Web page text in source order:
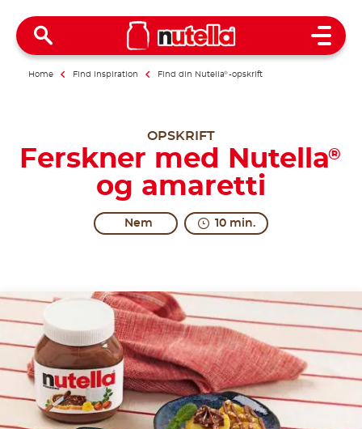
Open
Home Find inspiration Find din Nutella®-opskrift
OPSKRIFT
Ferskner med Nutella®
og amaretti
Nem 10 min.